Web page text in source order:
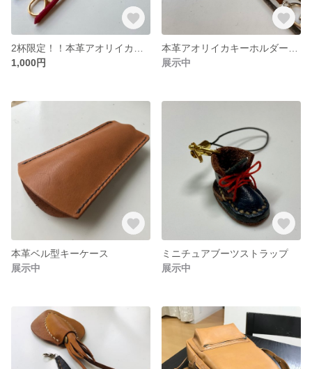
1,000円
展示中
本革ベル型キーケース
展示中
ミニチュアブーツストラップ
展示中